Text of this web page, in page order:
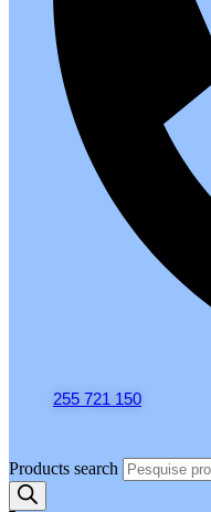
255 721 150
Products search